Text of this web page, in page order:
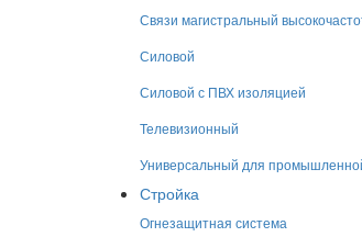
Связи магистральный
Силовой
Силовой с ПВХ изоляцией
Телевизионный
Универсальный для
Стройка
Огнезащитная система